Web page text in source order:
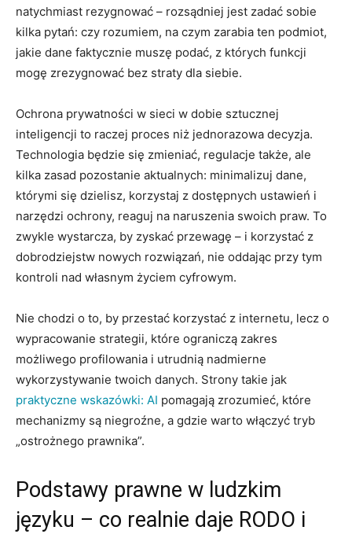
natychmiast rezygnować – rozsądniej jest zadać sobie
kilka pytań: czy rozumiem, na czym zarabia ten podmiot,
jakie dane faktycznie muszę podać, z których funkcji
mogę zrezygnować bez straty dla siebie.
Ochrona prywatności w sieci w dobie sztucznej
inteligencji to raczej proces niż jednorazowa decyzja.
Technologia będzie się zmieniać, regulacje także, ale
kilka zasad pozostanie aktualnych: minimalizuj dane,
którymi się dzielisz, korzystaj z dostępnych ustawień i
narzędzi ochrony, reaguj na naruszenia swoich praw. To
zwykle wystarcza, by zyskać przewagę – i korzystać z
dobrodziejstw nowych rozwiązań, nie oddając przy tym
kontroli nad własnym życiem cyfrowym.
Nie chodzi o to, by przestać korzystać z internetu, lecz o
wypracowanie strategii, które ograniczą zakres
możliwego profilowania i utrudnią nadmierne
wykorzystywanie twoich danych. Strony takie jak
praktyczne wskazówki: AI pomagają zrozumieć, które
mechanizmy są niegroźne, a gdzie warto włączyć tryb
„ostrożnego prawnika”.
Podstawy prawne w ludzkim
języku – co realnie daje RODO i